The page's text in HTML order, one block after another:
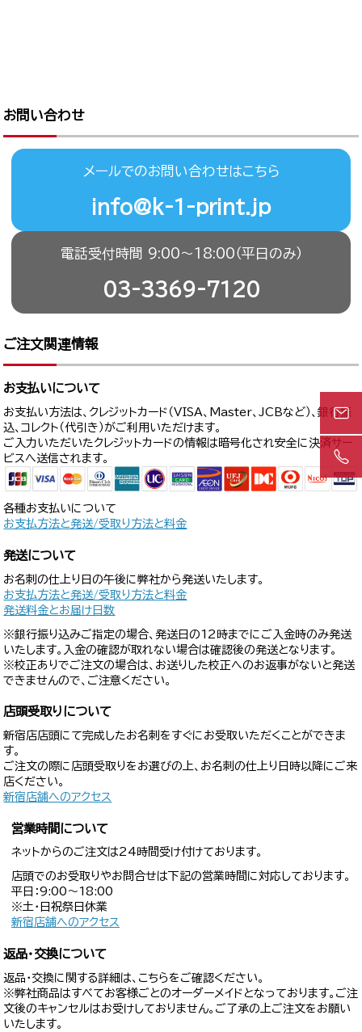
お問い合わせ
メールでのお問い合わせはこちら
info@k-1-print.jp
電話受付時間 9:00〜18:00（平日のみ）
03-3369-7120
ご注文関連情報
お支払いについて
お支払い方法は、クレジットカード（VISA、Master、JCBなど）、銀行振
込、コレクト（代引き）がご利用いただけます。
ご入力いただいたクレジットカードの情報は暗号化され安全に決済サー
ビスへ送信されます。
各種お支払いについて
お支払方法と発送/受取り方法と料金
発送について
お名刺の仕上り日の午後に弊社から発送いたします。
お支払方法と発送/受取り方法と料金
発送料金とお届け日数
※銀行振り込みご指定の場合、発送日の12時までにご入金時のみ発送
いたします。入金の確認が取れない場合は確認後の発送となります。
※校正ありでご注文の場合は、お送りした校正へのお返事がないと発送
できませんので、ご注意ください。
店頭受取りについて
新宿店店頭にて完成したお名刺をすぐにお受取いただくことができま
す。
ご注文の際に店頭受取りをお選びの上、お名刺の仕上り日時以降にご来
店ください。
新宿店舗へのアクセス
営業時間について
ネットからのご注文は24時間受け付けております。
店頭でのお受取りやお問合せは下記の営業時間に対応しております。
平日：9:00〜18:00
※土・日祝祭日休業
新宿店舗へのアクセス
返品・交換について
返品・交換に関する詳細は、こちらをご確認ください。
※弊社商品はすべてお客様ごとのオーダーメイドとなっております。ご注
文後のキャンセルはお受けしておりません。ご了承の上ご注文をお願い
いたします。